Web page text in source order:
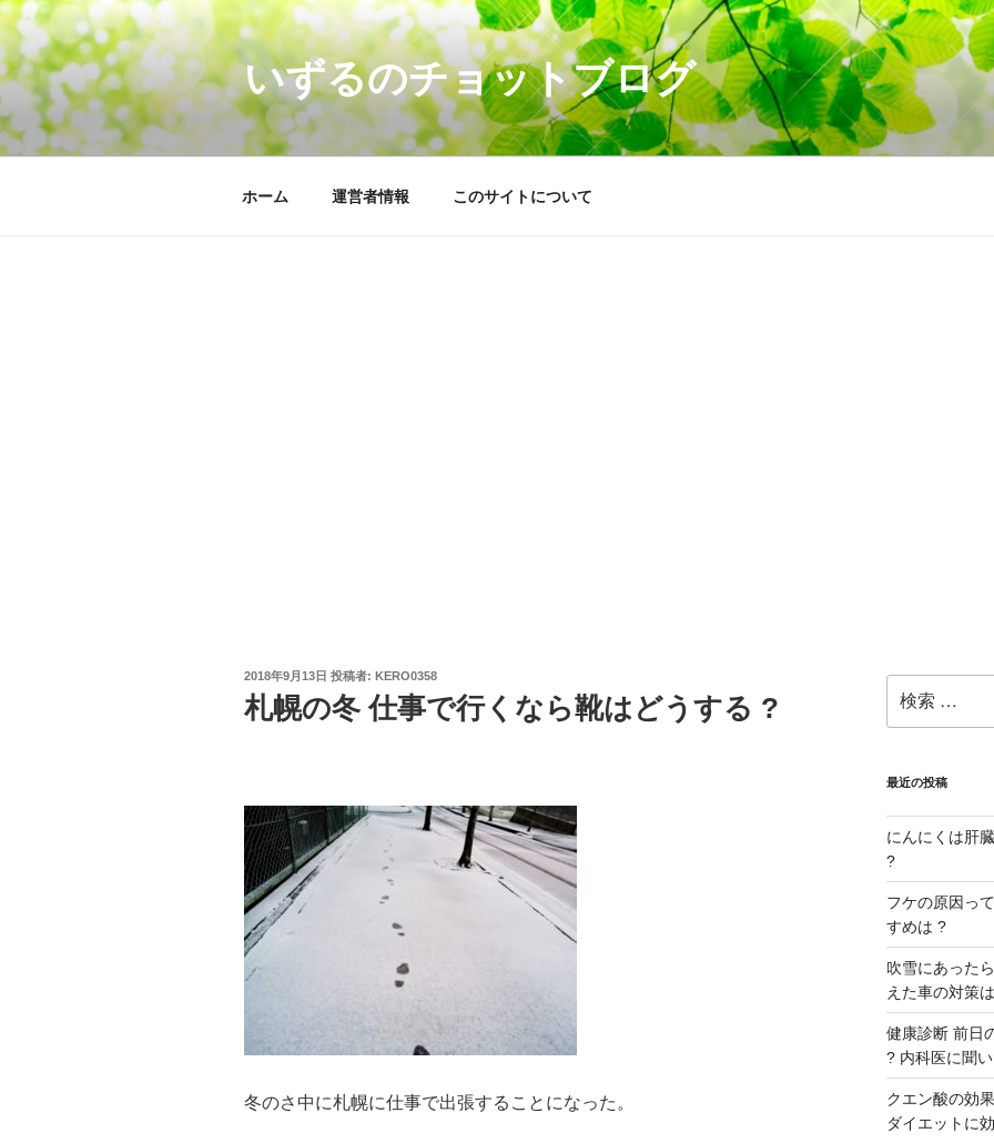
コ
テ
ン
ツ
へ
いずるのチョットブログ
ホーム 運営者情報 このサイトについて
投
稿
日:
2018年9月13日 投稿者: KERO0358
札幌の冬 仕事で行くなら靴はどうする ?
冬のさ中に札幌に仕事で出張することになった。
索:
最近の投稿
にんにくは肝
?
フケの原因っ
すめは ?
吹雪にあった
えた車の対策
健康診断 前日
? 内科医に聞
クエン酸の効
ダイエットに